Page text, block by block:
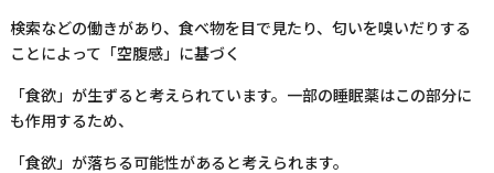
検索などの働きがあり、食べ物を目で見たり、匂いを嗅いだりする
ことによって「空腹感」に基づく
「食欲」が生ずると考えられています。一部の睡眠薬はこの部分に
も作用するため、
「食欲」が落ちる可能性があると考えられます。